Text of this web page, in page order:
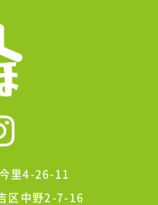
里4-26-11
区中野2-7-16